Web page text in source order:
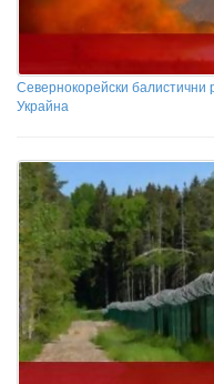
Севернокорейски балистични
Украйна